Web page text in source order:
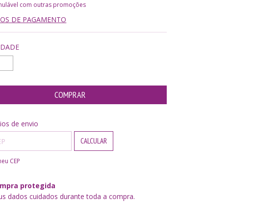
com outras promoções
DE PAGAMENTO
o CEP:
de envio
CALCULAR
CEP
protegida
dados cuidados durante toda a compra.